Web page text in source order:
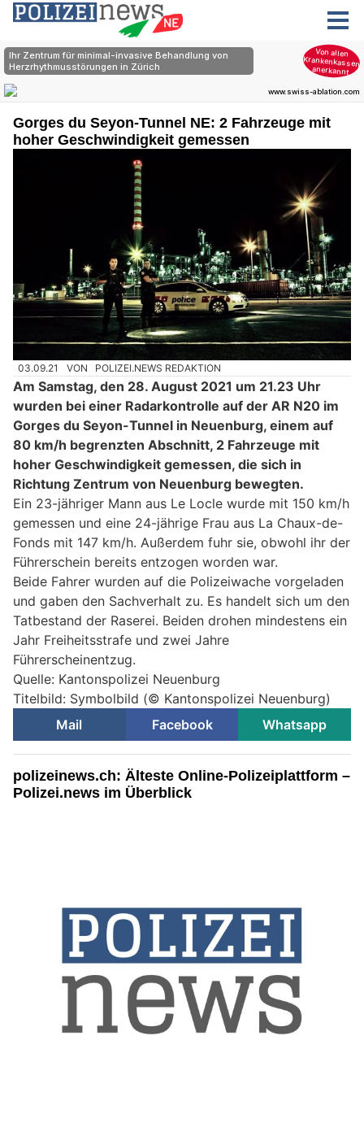
Gorges du Seyon-Tunnel NE: 2 Fahrzeuge mit
hoher Geschwindigkeit gemessen
03.09.21 VON POLIZEI.NEWS REDAKTION
Am Samstag, den 28. August 2021 um 21.23 Uhr
wurden bei einer Radarkontrolle auf der AR N20 im
Gorges du Seyon-Tunnel in Neuenburg, einem auf
80 km/h begrenzten Abschnitt, 2 Fahrzeuge mit
hoher Geschwindigkeit gemessen, die sich in
Richtung Zentrum von Neuenburg bewegten.
Ein 23-jähriger Mann aus Le Locle wurde mit 150 km/h
gemessen und eine 24-jährige Frau aus La Chaux-de-
Fonds mit 147 km/h. Außerdem fuhr sie, obwohl ihr der
Führerschein bereits entzogen worden war.
Beide Fahrer wurden auf die Polizeiwache vorgeladen
und gaben den Sachverhalt zu. Es handelt sich um den
Tatbestand der Raserei. Beiden drohen mindestens ein
Jahr Freiheitsstrafe und zwei Jahre
Führerscheinentzug.
Quelle: Kantonspolizei Neuenburg
Titelbild: Symbolbild (© Kantonspolizei Neuenburg)
Mail
Facebook Whatsapp
polizeinews.ch: Älteste Online-Polizeiplattform –
Polizei.news im Überblick